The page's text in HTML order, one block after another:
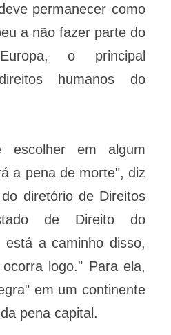
permanecer como
a não fazer parte do
o principal
humanos do
escolher em algum
a pena de morte", diz
diretório de Direitos
de Direito do
a caminho disso,
logo." Para ela,
em um continente
pena capital.